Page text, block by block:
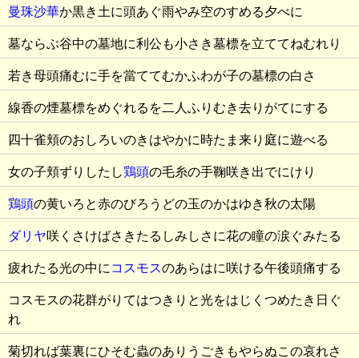
曼珠沙華か黒き土に頭あぐ雨やみ空のすめる夕べに
墓ならぶ谷中の墓地に利公も小さき墓標を立ててねむれり
若き母頭痛むに手を當ててむかふわが子の墓標の白さ
線香の煙墓標をめぐれるを二人ふりむき去りがてにする
四十雀頬のおしろいのきはやかに時たま来り庭に遊べる
女の子頬ずりしたし鶏頭の毛糸の手鞠咲き出でにけり
鶏頭の黄いろと赤のびろうどの玉のかはゆき秋の太陽
ダリヤ咲くさけばさきたるしみしさに花の瞳の涙ぐみたる
疲れたる光の中に コスモスのあらはに咲ける午後頭痛する
コスモスの花群がりてはつきりと光をはじくつめたき日ぐ
れ
菊切れば葉裏にひそむ蟲のありうごきもやらぬこの哀れさ